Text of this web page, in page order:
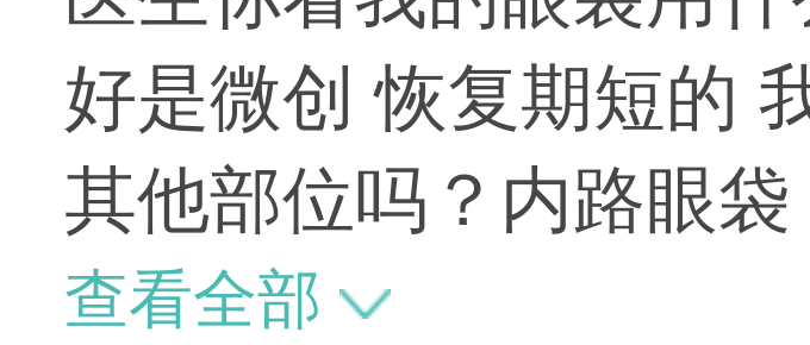
好是微创 恢复期短的
其他部位吗？内路眼
拆线 眼睛挺好看的，
查看全部